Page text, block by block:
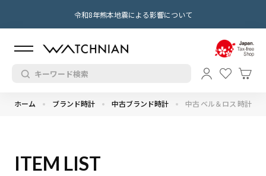
令和8年熊本地震による影響について
ホーム ブランド時計 中古ブランド時計 中古 ベル＆ロス 時計
ITEM LIST